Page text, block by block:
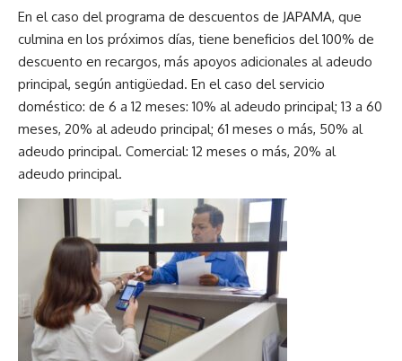
En el caso del programa de descuentos de JAPAMA, que
culmina en los próximos días, tiene beneficios del 100% de
descuento en recargos, más apoyos adicionales al adeudo
principal, según antigüedad. En el caso del servicio
doméstico: de 6 a 12 meses: 10% al adeudo principal; 13 a 60
meses, 20% al adeudo principal; 61 meses o más, 50% al
adeudo principal. Comercial: 12 meses o más, 20% al
adeudo principal.